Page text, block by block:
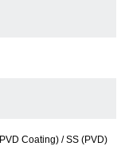
Coating) / SS (PVD)